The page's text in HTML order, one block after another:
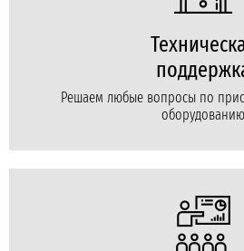
Решаем любые вопросы по
оборудованию